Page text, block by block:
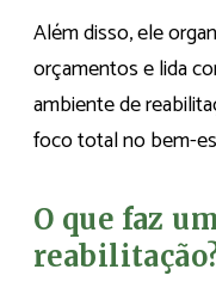
Além disso, ele
orçamentos e lida
ambiente de
foco total no bem-
O que faz